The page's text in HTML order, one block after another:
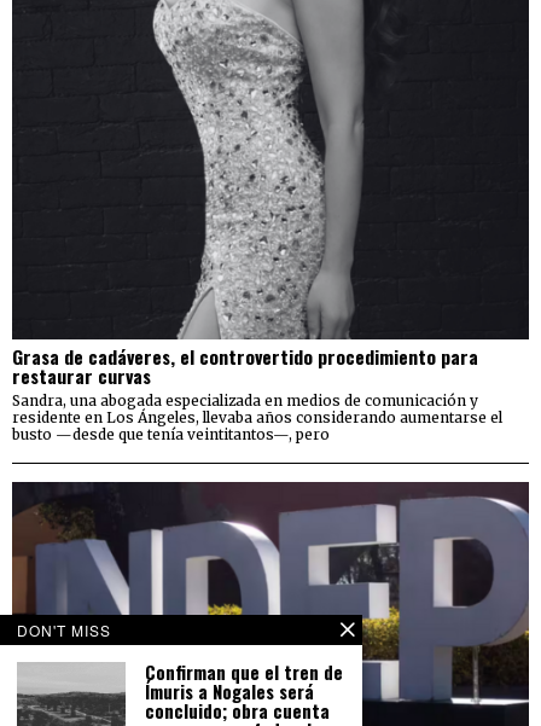
Grasa de cadáveres, el controvertido procedimiento para
restaurar curvas
Sandra, una abogada especializada en medios de comunicación y
residente en Los Ángeles, llevaba años considerando aumentarse el
busto —desde que tenía veintitantos—, pero
DON'T MISS
Confirman que el tren de
Ímuris a Nogales será
concluido; obra cuenta